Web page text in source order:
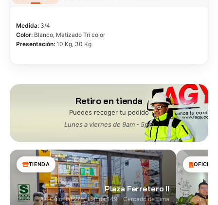
Medida: 3/4
Color: Blanco, Matizado Tri color
Presentación: 10 Kg, 30 Kg
Retiro en tienda
Puedes recoger tu pedido
Lunes a viernes de 9am - 5pm
TIENDA
Plaza Ferretero II
Av. Colonial 278, Tienda 149 - Cercado de Lima
OFICINA
Jr. Las